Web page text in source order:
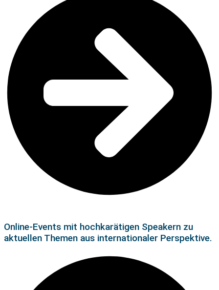
Online-Events mit hochkarätigen Speakern zu
aktuellen Themen aus internationaler Perspektive.